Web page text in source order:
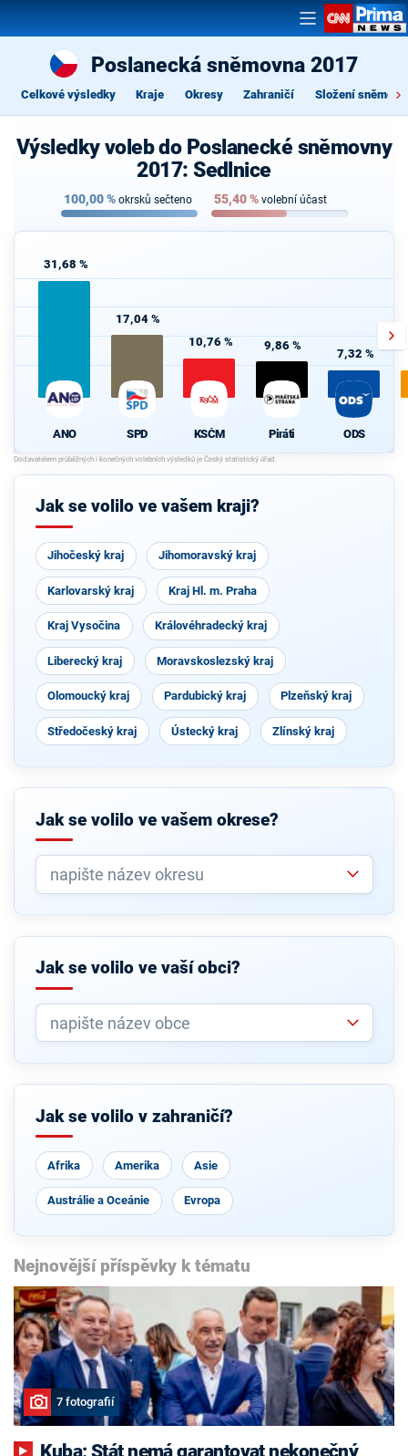
Poslanecká sněmovna 2017
Celkové výsledky Kraje Okresy Zahraničí Složení
Výsledky voleb do Poslanecké sněmovny
2017: Sedlnice
100,00% okrsků sečteno 55,40% volební účast
31,68 %
ANO
17,04 %
SPD
10,76 %
KSČM
9,86 %
Piráti
7,32 %
ODS
Jak se volilo ve vašem kraji?
Jihočeský kraj Jihomoravský kraj
Karlovarský kraj Kraj Hl. m. Praha
Kraj Vysočina Královéhradecký kraj
Liberecký kraj Moravskoslezský kraj
Olomoucký kraj Pardubický kraj Plzeňský kraj
Středočeský kraj Ústecký kraj Zlínský kraj
Jak se volilo ve vašem okrese?
Jak se volilo ve vaší obci?
Jak se volilo v zahraničí?
Afrika Amerika Asie
Austrálie a Oceánie Evropa
Nejnovější příspěvky k tématu
7 fotografií